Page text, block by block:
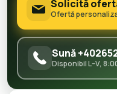
Solicită
Ofertă
Sună
Disponibil L–V,